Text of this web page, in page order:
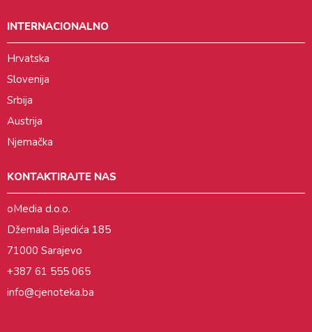
INTERNACIONALNO
Hrvatska
Slovenija
Srbija
Austrija
Njemačka
KONTAKTIRAJTE NAS
oMedia d.o.o.
Džemala Bijedića 185
71000 Sarajevo
+387 61 555 065
info@cjenoteka.ba